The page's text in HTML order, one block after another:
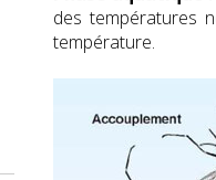
des températures
température.